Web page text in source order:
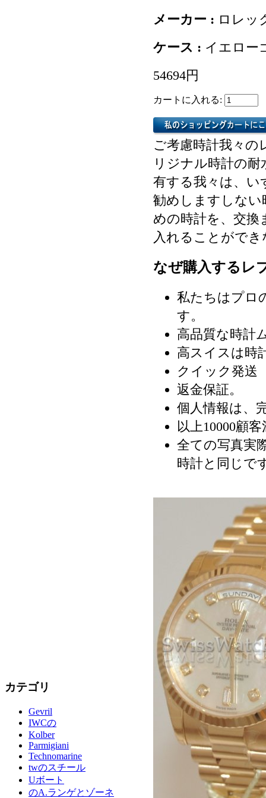
カテゴリ
Gevril
IWCの
Kolber
Parmigiani
Technomarine
twのスチール
Uボート
のA.ランゲとゾーネ
メーカー : ロレッ
ケース : イエロー
54694円
カートに入れる:
ご考慮時計我々
リジナル時計の
有する我々は、い
勧めしますしない
めの時計を、交換
入れることがで
なぜ購入するレ
私たちはプロ
す。
高品質な時計
高スイスは時
クイック発送
返金保証。
個人情報は、
以上10000顧
全ての写真実
時計と同じで